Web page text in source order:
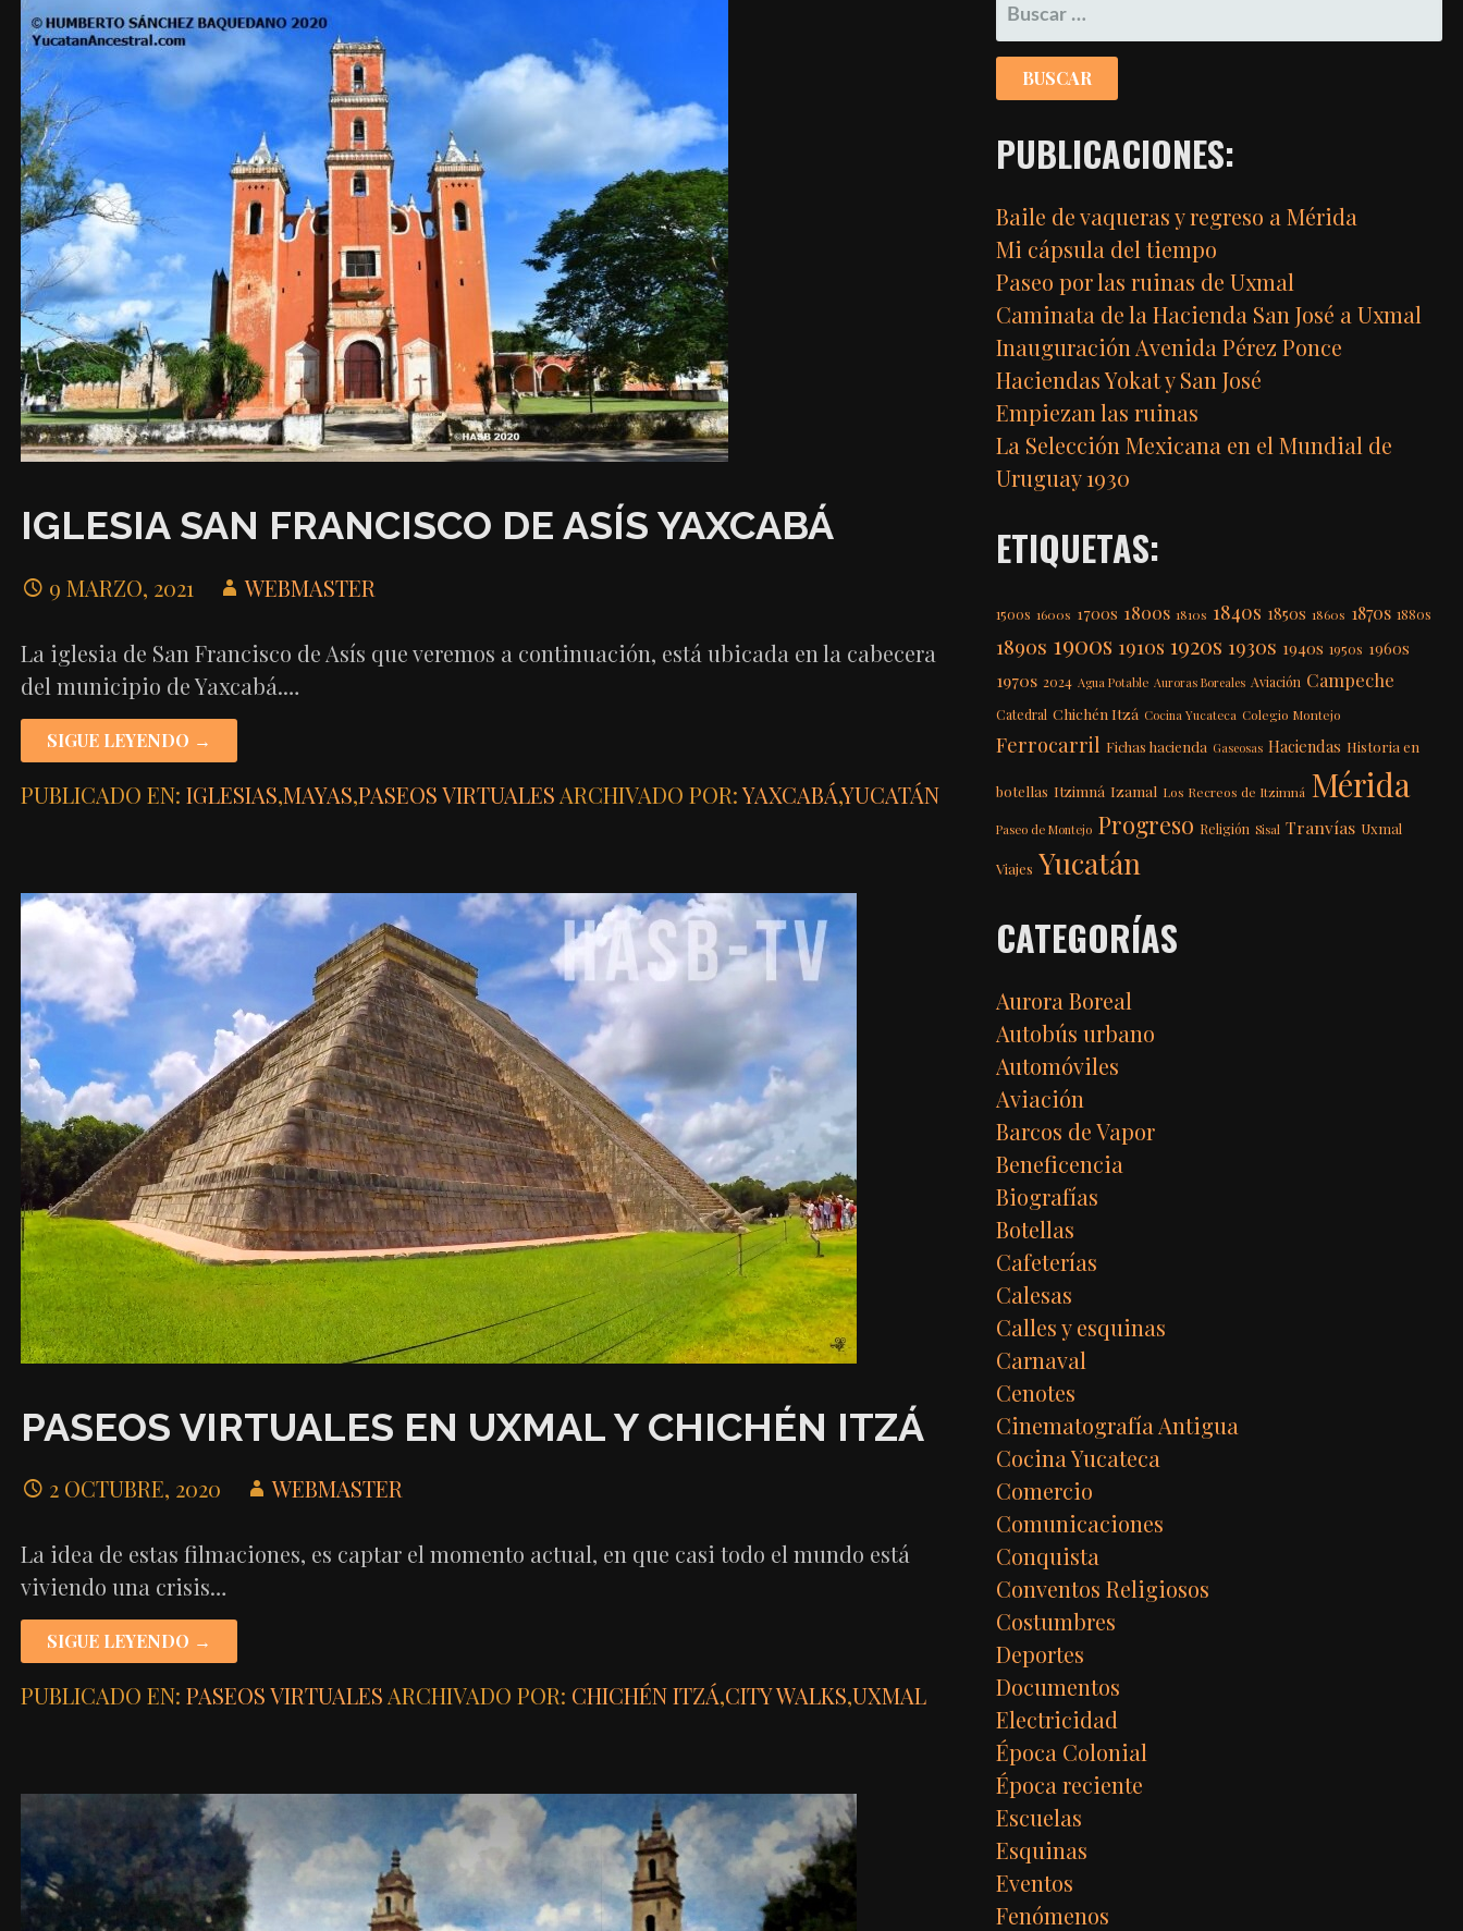
IGLESIA SAN FRANCISCO DE ASÍS YAXCABÁ
9 MARZO, 2021 WEBMASTER
La iglesia de San Francisco de Asís que veremos a continuación, está ubicada en la cabecera
del municipio de Yaxcabá.…
SIGUE LEYENDO →
PUBLICADO EN: IGLESIAS,MAYAS,PASEOS VIRTUALES ARCHIVADO POR:YAXCABÁ,YUCATÁN
PASEOS VIRTUALES EN UXMAL Y CHICHÉN ITZÁ
2 OCTUBRE, 2020 WEBMASTER
La idea de estas filmaciones, es captar el momento actual, en que casi todo el mundo está
viviendo una crisis…
SIGUE LEYENDO →
PUBLICADO EN: PASEOS VIRTUALES ARCHIVADO POR: CHICHÉN ITZÁ,CITY WALKS,UXMAL
BUSCAR:
PUBLICACIONES:
Baile de vaqueras y regreso a Mérida
Mi cápsula del tiempo
Paseo por las ruinas de Uxmal
Caminata de la Hacienda San José a Uxmal
Inauguración Avenida Pérez Ponce
Haciendas Yokat y San José
Empiezan las ruinas
La Selección Mexicana en el Mundial de
Uruguay 1930
ETIQUETAS:
1500s 1600s 1700s 1800s 1810s 1840s 1850s 1860s 1870s 1880s
1890s 1900s 1910s 1920s 1930s 1940s 1950s 1960s
1970s 2024 Agua Potable Auroras Boreales Aviación Campeche
Catedral Chichén Itzá Cocina Yucateca Colegio Montejo
Ferrocarril Fichas hacienda Gaseosas Haciendas Historia en
botellas Itzimná Izamal Los Recreos de Itzimná Mérida
Paseo de Montejo Progreso Religión Sisal Tranvías Uxmal
Viajes Yucatán
CATEGORÍAS
Aurora Boreal
Autobús urbano
Automóviles
Aviación
Barcos de Vapor
Beneficencia
Biografías
Botellas
Cafeterías
Calesas
Calles y esquinas
Carnaval
Cenotes
Cinematografía Antigua
Cocina Yucateca
Comercio
Comunicaciones
Conquista
Conventos Religiosos
Costumbres
Deportes
Documentos
Electricidad
Época Colonial
Época reciente
Escuelas
Esquinas
Eventos
Fenómenos